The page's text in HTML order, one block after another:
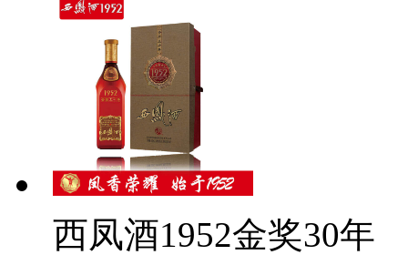
西凤酒1952金奖30年